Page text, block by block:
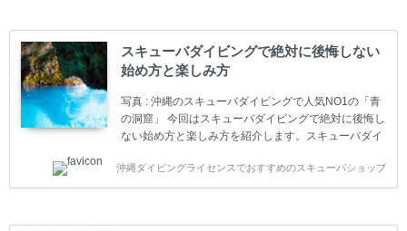
動をしています。 ダイビングライセンスの種類はエン
トリーレベルのライセンスからプロレベルのライセン
スまでランク分けされています。各教育機関(指導団
体)によってライセンスカードの名称、トレーニング内
容に違いがありま...
スキューバダイビングで絶対に後悔しない
始め方と楽しみ方
写真 : 沖縄のスキューバダイビングで人気NO1の「青
の洞窟」 今回はスキューバダイビングで絶対に後悔し
ない始め方と楽しみ方を紹介します。スキューバダイ
やまだ始めて間もない初心者の方に必見の内容です。
スキューバダイビングの始め方と楽しみ方について学
沖縄ダイビングライセンスでおすすめのスキューバショップ